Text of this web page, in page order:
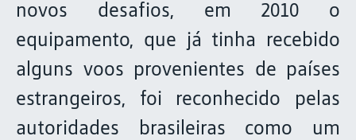
novos desafios, em 2010 o
equipamento, que já tinha recebido
alguns voos provenientes de países
estrangeiros, foi reconhecido pelas
autoridades brasileiras como um